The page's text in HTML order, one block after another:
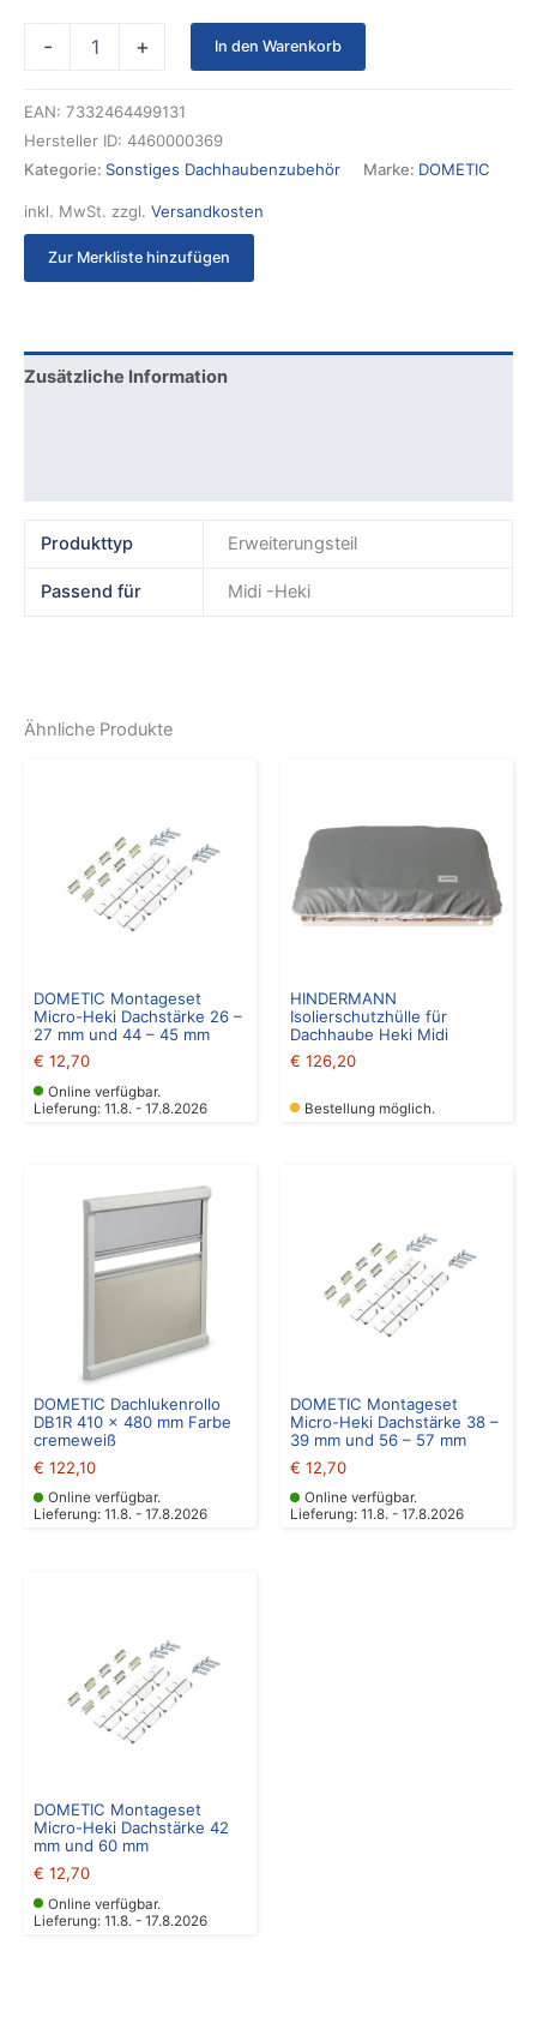
- + In den Warenkorb
EAN: 7332464499131
Hersteller ID: 4460000369
Kategorie: Sonstiges Dachhaubenzubehör Marke: DOMETIC
inkl. MwSt. zzgl. Versandkosten
Zur Merkliste hinzufügen
Zusätzliche Information
Produkttyp Erweiterungsteil
Passend für Midi -Heki
Ähnliche Produkte
DOMETIC Montageset
Micro-Heki Dachstärke 26 –
27 mm und 44 – 45 mm
€ 12,70
Online verfügbar.
Lieferung: 11.8. - 17.8.2026
HINDERMANN
Isolierschutzhülle für
Dachhaube Heki Midi
€ 126,20
Bestellung möglich.
DOMETIC Dachlukenrollo
DB1R 410 x 480 mm Farbe
cremeweiß
€ 122,10
Online verfügbar.
Lieferung: 11.8. - 17.8.2026
DOMETIC Montageset
Micro-Heki Dachstärke 38 –
39 mm und 56 – 57 mm
€ 12,70
Online verfügbar.
Lieferung: 11.8. - 17.8.2026
DOMETIC Montageset
Micro-Heki Dachstärke 42
mm und 60 mm
€ 12,70
Online verfügbar.
Lieferung: 11.8. - 17.8.2026